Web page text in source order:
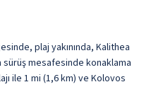
plaj yakınında, Kalithea
sürüş mesafesinde konaklama
ile 1 mi (1,6 km) ve Kolovos